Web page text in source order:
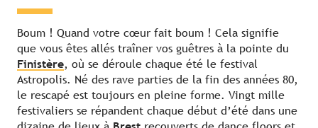
Boum ! Quand votre cœur fait boum ! Cela signifie
que vous êtes allés traîner vos guêtres à la pointe du
Finistère, où se déroule chaque été le festival
Astropolis. Né des rave parties de la fin des années 80,
le rescapé est toujours en pleine forme. Vingt mille
festivaliers se répandent chaque début d’été dans une